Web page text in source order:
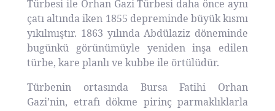
Türbesi ile Orhan Gazi Türbesi daha önce aynı
çatı altında iken 1855 depreminde büyük kısmı
yıkılmıştır. 1863 yılında Abdülaziz döneminde
bugünkü görünümüyle yeniden inşa edilen
türbe, kare planlı ve kubbe ile örtülüdür.
Türbenin ortasında Bursa Fatihi Orhan
Gazi’nin, etrafı dökme pirinç parmaklıklarla